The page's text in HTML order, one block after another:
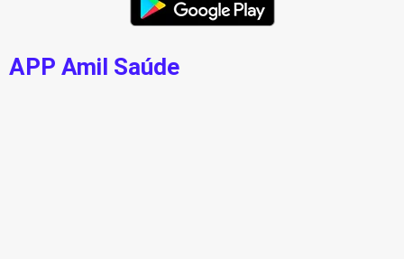
APP Amil Saúde